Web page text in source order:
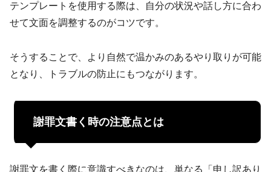
テンプレートを使用する際は、自分の状況や話し方に合わ
せて文面を調整するのがコツです。
そうすることで、より自然で温かみのあるやり取りが可能
となり、トラブルの防止にもつながります。
謝罪文書く時の注意点とは
謝罪文を書く際に意識すべきなのは、単なる「申し訳あり